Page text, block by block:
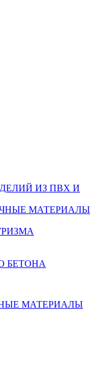
ИЗ ПВХ И
МАТЕРИАЛЫ
БЕТОНА
МАТЕРИАЛЫ